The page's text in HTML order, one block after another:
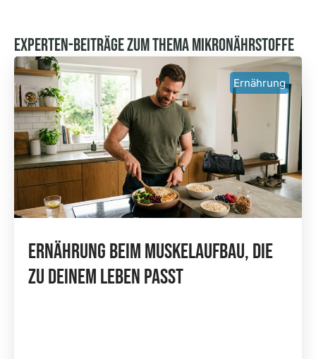
Experten-Beiträge Zum Thema Mikronährstoffe
Ernährung
Ernährung Beim Muskelaufbau, Die
Zu Deinem Leben Passt